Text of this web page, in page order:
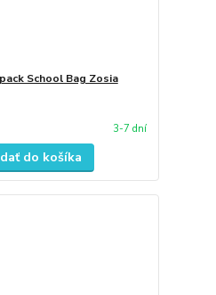
School Bag Zosia
3-7 dní
do košíka